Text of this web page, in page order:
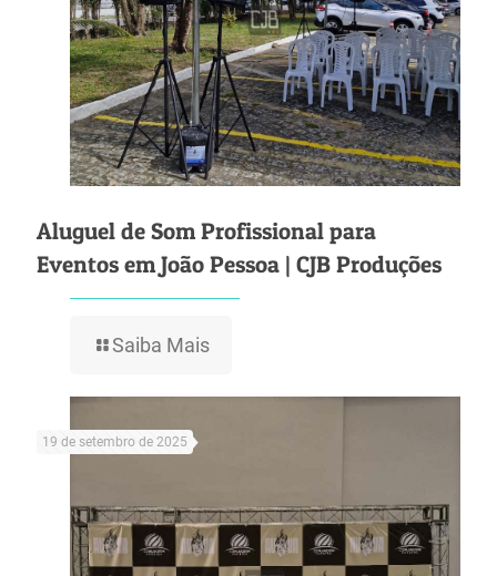
Aluguel de Som Profissional para
Eventos em João Pessoa | CJB Produções
Saiba Mais
19 de setembro de 2025